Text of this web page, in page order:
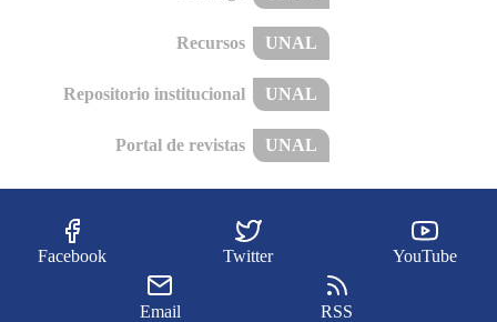
Recursos UNAL
Repositorio institucional UNAL
Portal de revistas UNAL
Facebook Twitter YouTube
Email RSS